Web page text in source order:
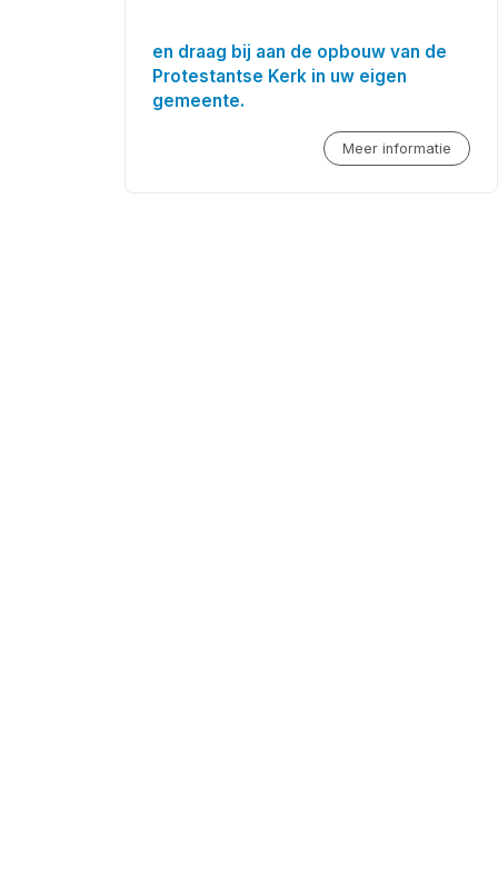
en draag bij aan de opbouw van de
Protestantse Kerk in uw eigen
gemeente.
Meer informatie